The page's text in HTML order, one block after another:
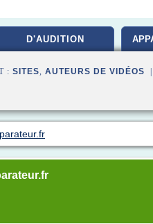
D'AUDITION
: SITES, AUTEURS DE VIDÉOS